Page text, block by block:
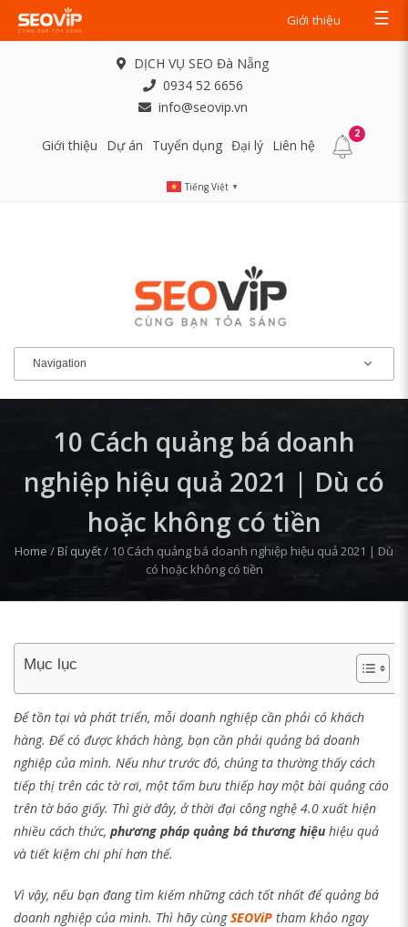
Giới thiệu ☰
DỊCH VỤ SEO Đà Nẵng
0934 52 6656
info@seovip.vn
Giới thiệu Dự án Tuyển dụng Đại lý Liên hệ
2
Tiếng Việt ▼
10 Cách quảng bá doanh
nghiệp hiệu quả 2021 | Dù có
hoặc không có tiền
Home /Bí quyết/ 10 Cách quảng bá doanh nghiệp hiệu quả 2021 | Dù
có hoặc không có tiền
Mục lục
Để tồn tại và phát triển, mỗi doanh nghiệp cần phải có khách
hàng. Để có được khách hàng, bạn cần phải quảng bá doanh
nghiệp của mình. Nếu như trước đó, chúng ta thường thấy cách
tiếp thị trên các tờ rơi, một tấm bưu thiếp hay một bài quảng cáo
trên tờ báo giấy. Thì giờ đây, ở thời đại công nghệ 4.0 xuất hiện
nhiều cách thức, phương pháp quảng bá thương hiệu hiệu quả
và tiết kiệm chi phí hơn thế.
Vì vậy, nếu bạn đang tìm kiếm những cách tốt nhất để quảng bá
doanh nghiệp của mình. Thì hãy cùngSEOViP tham khảo ngay